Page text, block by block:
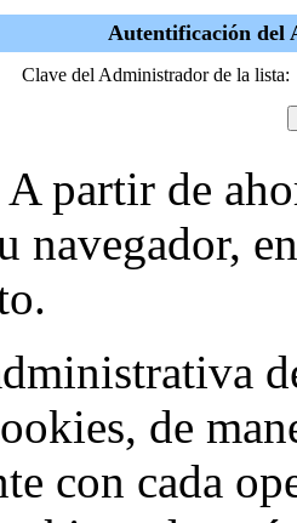
Autentificación del
Clave del Administrador de la lista:
A partir de
navegador,
de
con cada